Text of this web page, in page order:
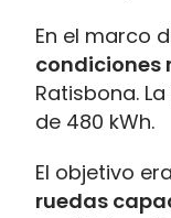
En el marco
condiciones
Ratisbona.
de 480 kWh.
El objetivo
ruedas